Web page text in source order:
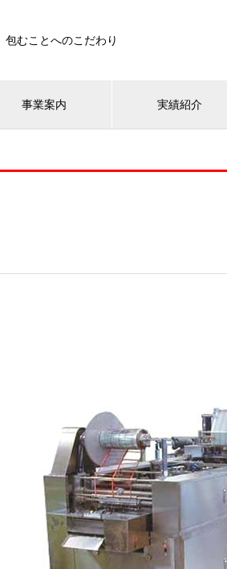
包むことへのこだわり
事業案内 実績紹介